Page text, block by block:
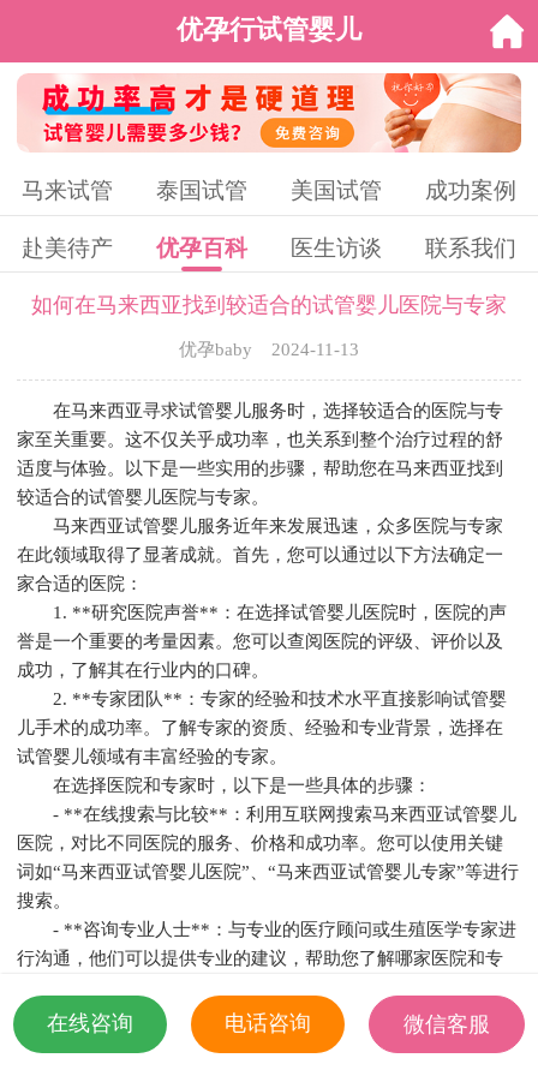
优孕行试管婴儿
马来试管 泰国试管 美国试管 成功案例
赴美待产 优孕百科 医生访谈 联系我们
如何在马来西亚找到较适合的试管婴儿医院与专家
优孕baby 2024-11-13
在马来西亚寻求试管婴儿服务时，选择较适合的医院与专
家至关重要。这不仅关乎成功率，也关系到整个治疗过程的舒
适度与体验。以下是一些实用的步骤，帮助您在马来西亚找到
较适合的试管婴儿医院与专家。
马来西亚试管婴儿服务近年来发展迅速，众多医院与专家
在此领域取得了显著成就。首先，您可以通过以下方法确定一
家合适的医院：
1. **研究医院声誉**：在选择试管婴儿医院时，医院的声
誉是一个重要的考量因素。您可以查阅医院的评级、评价以及
成功，了解其在行业内的口碑。
2. **专家团队**：专家的经验和技术水平直接影响试管婴
儿手术的成功率。了解专家的资质、经验和专业背景，选择在
试管婴儿领域有丰富经验的专家。
在选择医院和专家时，以下是一些具体的步骤：
- **在线搜索与比较**：利用互联网搜索马来西亚试管婴儿
医院，对比不同医院的服务、价格和成功率。您可以使用关键
词如“马来西亚试管婴儿医院”、“马来西亚试管婴儿专家”等进行
搜索。
- **咨询专业人士**：与专业的医疗顾问或生殖医学专家进
行沟通，他们可以提供专业的建议，帮助您了解哪家医院和专
- **考虑地理位置**：选择地理位置便利的医院可以减少治
疗过程中的不便。同时，马来西亚的医疗资源分布较均匀，您
在线咨询 电话咨询
微信客服